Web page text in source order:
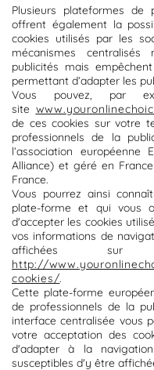
Plusieurs plateformes de
offrent également la
cookies utilisés par les
mécanismes
publicités mais
permettant d’adapter les
Vous pouvez, par
site
de ces cookies sur votre
professionnels de la
l’association européenne
Alliance) et géré en
France.
Vous pourrez ainsi
plate-forme et qui vous
d'accepter les cookies
vos informations de
affichées
http://
cookies/
Cette plate-forme
de professionnels de la
interface centralisée vous
votre acceptation des
d'adapter à la
susceptibles d'y être